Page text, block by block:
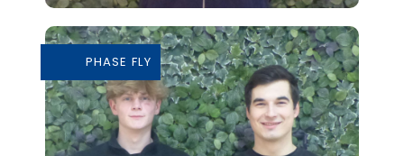
concours de médecine
En savoir plus
PHASE FLY